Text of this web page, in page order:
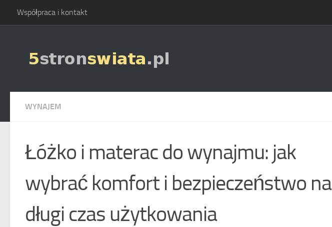
Skip to content
Współpraca i kontakt
WYNAJEM
Łóżko i materac do wynajmu: jak
wybrać komfort i bezpieczeństwo na
długi czas użytkowania